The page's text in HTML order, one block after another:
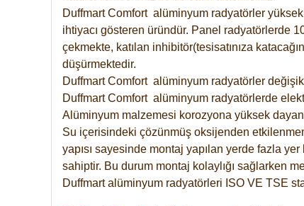
Duffmart Comfort alüminyum radyatörler yüksek
ihtiyacı gösteren üründür. Panel radyatörlerde
çekmekte, katılan inhibitör(tesisatınıza
düşürmektedir.
Duffmart Comfort alüminyum radyatörler
DuffmartComfort alüminyum radyatörlerde
Alüminyum malzemesi korozyona yüksek
Su içerisindeki çözünmüş oksijenden
yapısı sayesinde montaj yapılan yerde fazla
sahiptir. Bu durum montaj kolaylığı sağlarken
Duffmart alüminyum radyatörleri ISO VE TSE